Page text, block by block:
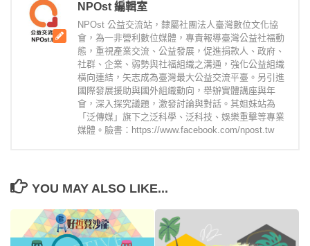
NPOst 編輯室
NPOst 公益交流站，隸屬社團法人臺灣數位文化協
會，為一非營利數位媒體，專責報導臺灣公益社福動
態，重視產業交流、公益發展，促進捐款人、政府、
社群、企業、弱勢與社福組織之溝通，強化公益組織
橫向連結，矢志成為臺灣最大公益交流平臺。另引進
國際發展援助與國外組織動向，舉辦實體講座與年
會，深入探究議題，激發討論與對話。其姐妹站為
「泛傳媒」旗下之泛科學、泛科技、娛樂重擊等專業
媒體。臉書：https://www.facebook.com/npost.tw
YOU MAY ALSO LIKE...